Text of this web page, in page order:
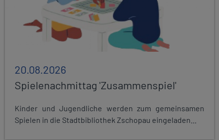
20.08.2026
Spielenachmittag 'Zusammenspiel'
Kinder und Jugendliche werden zum gemeinsamen
Spielen in die Stadtbibliothek Zschopau eingeladen...